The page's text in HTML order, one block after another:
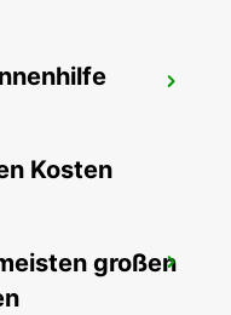
Kosten
großen